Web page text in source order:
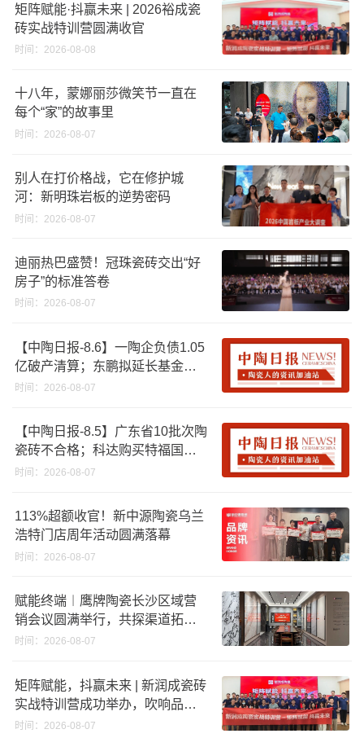
矩阵赋能·抖赢未来 | 2026裕成瓷
砖实战特训营圆满收官
时间：2026-08-08
十八年，蒙娜丽莎微笑节一直在
每个“家”的故事里
时间：2026-08-07
别人在打价格战，它在修护城
河：新明珠岩板的逆势密码
时间：2026-08-07
迪丽热巴盛赞！冠珠瓷砖交出“好
房子”的标准答卷
时间：2026-08-07
【中陶日报-8.6】一陶企负债1.05
亿破产清算；东鹏拟延长基金投
资期限；工信部开展建陶行业能
时间：2026-08-07
【中陶日报-8.5】广东省10批次陶
瓷砖不合格；科达购买特福国际
股份申请未通过；蒙娜丽莎5千万
破18亿元
时间：2026-08-07
113%超额收官！新中源陶瓷乌兰
浩特门店周年活动圆满落幕
时间：2026-08-07
赋能终端︱鹰牌陶瓷长沙区域营
销会议圆满举行，共探渠道拓展
与门店升级新路径
时间：2026-08-07
矩阵赋能，抖赢未来 | 新润成瓷砖
实战特训营成功举办，吹响品牌
秋季营销冲锋号！
时间：2026-08-07